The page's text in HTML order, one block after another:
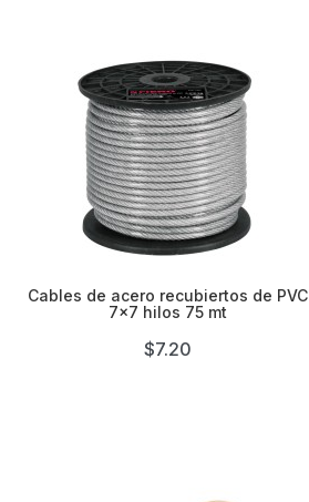

Cables de acero recubiertos de PVC
7x7 hilos 75 mt
$7.20